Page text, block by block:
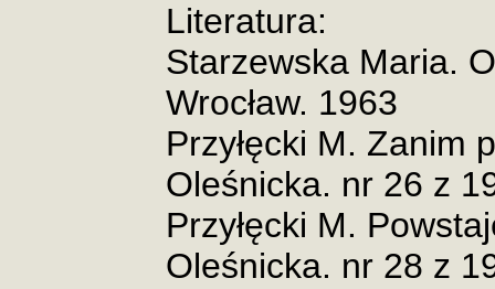
Literatura:
Starzewska Maria.
Wrocław. 1963
Przyłęcki M. Zanim
Oleśnicka. nr 26 z
Przyłęcki M.
Oleśnicka. nr 28 z